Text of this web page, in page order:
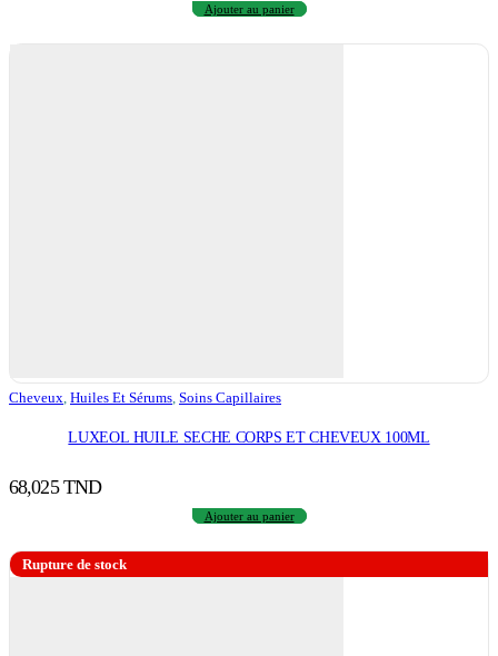
Ajouter au panier
Cheveux Huiles Et Sérums Soins Capillaires
LUXEOL HUILE SECHE CORPS ET CHEVEUX 100ML
68,025TND
Ajouter au panier
Rupture de stock